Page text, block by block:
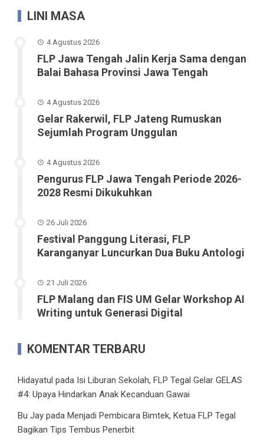
LINI MASA
4 Agustus 2026
FLP Jawa Tengah Jalin Kerja Sama dengan
Balai Bahasa Provinsi Jawa Tengah
4 Agustus 2026
Gelar Rakerwil, FLP Jateng Rumuskan
Sejumlah Program Unggulan
4 Agustus 2026
Pengurus FLP Jawa Tengah Periode 2026-
2028 Resmi Dikukuhkan
26 Juli 2026
Festival Panggung Literasi, FLP
Karanganyar Luncurkan Dua Buku Antologi
21 Juli 2026
FLP Malang dan FIS UM Gelar Workshop AI
Writing untuk Generasi Digital
KOMENTAR TERBARU
Hidayatul pada Isi Liburan Sekolah, FLP Tegal Gelar GELAS
#4: Upaya Hindarkan Anak Kecanduan Gawai
Bu Jay pada Menjadi Pembicara Bimtek, Ketua FLP Tegal
Bagikan Tips Tembus Penerbit